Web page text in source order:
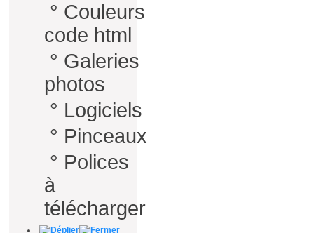
° Couleurs
code html
° Galeries
photos
° Logiciels
° Pinceaux
° Polices
à
télécharger